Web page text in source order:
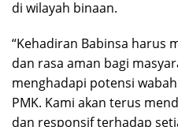
di wilayah binaan.
“Kehadiran Babinsa harus
dan rasa aman bagi
menghadapi potensi
PMK. Kami akan terus
dan responsif terhadap